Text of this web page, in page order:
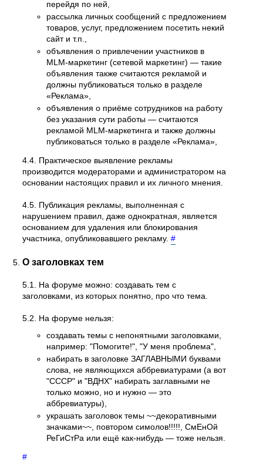
перейдя по ней,
рассылка личных сообщений с предложением
товаров, услуг, предложением посетить некий
сайт и т.п.,
объявления о привлечении участников в
MLM-маркетинг (сетевой маркетинг) — такие
объявления также считаются рекламой и
должны публиковаться только в разделе
«Реклама»,
объявления о приёме сотрудников на работу
без указания сути работы — считаются
рекламой MLM-маркетинга и также должны
публиковаться только в разделе «Реклама»,
4.4. Практическое выявление рекламы
производится модераторами и администратором на
основании настоящих правил и их личного мнения.
4.5. Публикация рекламы, выполненная с
нарушением правил, даже однократная, является
основанием для удаления или блокирования
участника, опубликовавшего рекламу.#
О заголовках тем
5.1. На форуме можно: создавать тем с
заголовками, из которых понятно, про что тема.
5.2. На форуме нельзя:
создавать темы с непонятными заголовками,
например: "Помогите!", "У меня проблема",
набирать в заголовке ЗАГЛАВНЫМИ буквами
слова, не являющихся аббревиатурами (а вот
"СССР" и "ВДНХ" набирать заглавными не
только можно, но и нужно — это
аббревиатуры),
украшать заголовок темы ~~декоративными
значками~~, повтором симолов!!!!!, СмЕнОй
РеГиСтРа или ещё как-нибудь — тоже нельзя.
#